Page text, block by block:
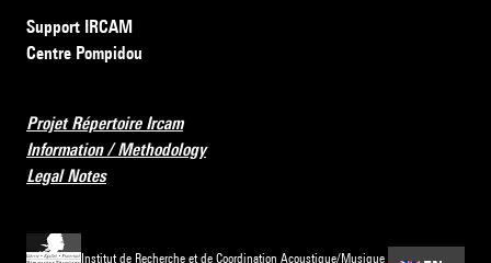
Support IRCAM
Centre Pompidou
Projet Répertoire Ircam
Information / Methodology
Legal Notes
Institut de Recherche et de Coordination Acoustique/Musique